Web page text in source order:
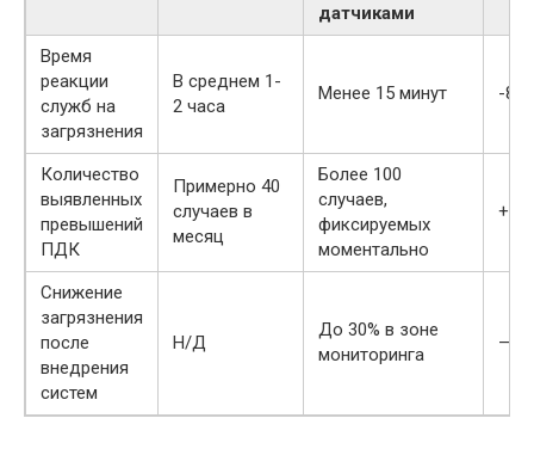
датчиками
Время
реакции
служб на
загрязнения
В среднем 1-
2 часа
Менее 15 минут -
Количество
выявленных
превышений
ПДК
Примерно 40
случаев в
месяц
Более 100
случаев,
фиксируемых
моментально
Снижение
загрязнения
после
внедрения
систем
Н/Д
До 30% в зоне
мониторинга
—